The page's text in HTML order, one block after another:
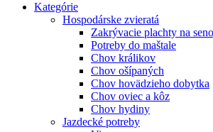
Kategórie
Hospodárske zvieratá
Zakrývacie plachty na seno
Potreby do maštale
Chov králikov
Chov ošípaných
Chov hovädzieho dobytka
Chov oviec a kôz
Chov hydiny
Jazdecké potreby